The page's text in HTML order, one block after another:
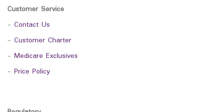
Customer Service
- Contact Us
- Customer Charter
- Medicare Exclusives
- Price Policy